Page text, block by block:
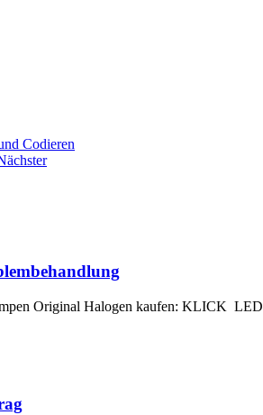
Codieren
Original Halogen kaufen: KLICK LED